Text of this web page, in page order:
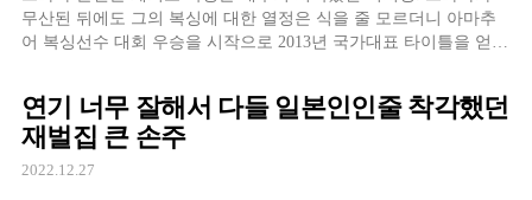
무산된 뒤에도 그의 복싱에 대한 열정은 식을 줄 모르더니 아마추
어 복싱선수 대회 우승을 시작으로 2013년 국가대표 타이틀을 얻게
연기 너무 잘해서 다들 일본인인줄 착각했던
재벌집 큰 손주
2022.12.27